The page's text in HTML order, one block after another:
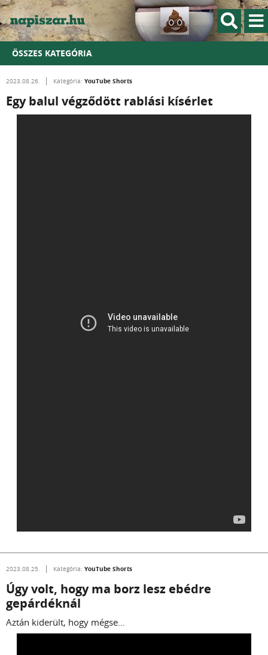
ÖSSZES KATEGÓRIA
2023.08.26. Kategória: YouTube Shorts
Egy balul végződött rablási kísérlet
2023.08.25. Kategória: YouTube Shorts
Úgy volt, hogy ma borz lesz ebédre
gepárdéknál
Aztán kiderült, hogy mégse...